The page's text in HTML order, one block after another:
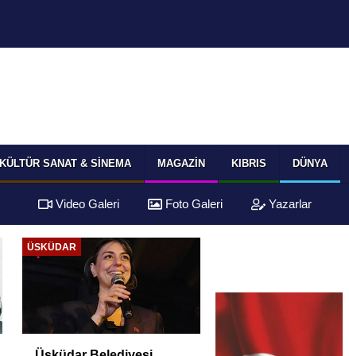
KÜLTÜR SANAT & SINEMA MAGAZIN KIBRIS DÜNYA
Video Galeri Foto Galeri Yazarlar
ÜSKÜDAR